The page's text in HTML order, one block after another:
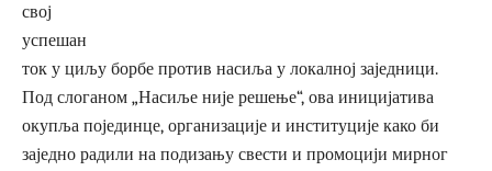
свој
успешан
ток у циљу борбе против насиља у локалној заједници.
Под слоганом „Насиље није решење“, ова иницијатива
окупља појединце, организације и институције како би
заједно радили на подизању свести и промоцији мирног